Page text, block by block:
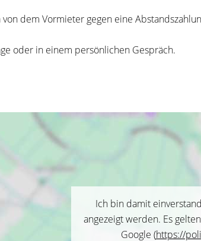
dem Vormieter gegen eine
oder in einem persönlichen Gespräch.
Ich bin damit
angezeigt werden. Es
Google (https://